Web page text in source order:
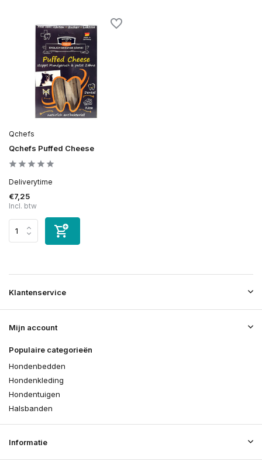
Qchefs
Qchefs Puffed Cheese
Deliverytime
€7,25
Incl. btw
Klantenservice
Mijn account
Populaire categorieën
Hondenbedden
Hondenkleding
Hondentuigen
Halsbanden
Informatie